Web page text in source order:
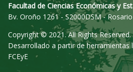
Facultad de Ciencias Económicas y
Bv. Oroño 1261 - S2000DSM - Rosario
Copyright © 2021. All Rights Reserved.
Desarrollado a partir de
FCEyE